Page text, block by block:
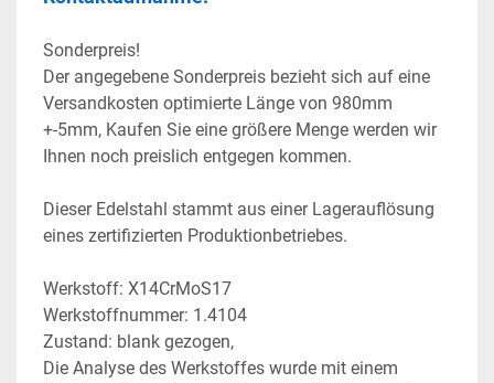
Sonderpreis!
Der angegebene Sonderpreis bezieht sich auf eine
Versandkosten optimierte Länge von 980mm
+-5mm, Kaufen Sie eine größere Menge werden wir
Ihnen noch preislich entgegen kommen.
Dieser Edelstahl stammt aus einer Lagerauflösung
eines zertifizierten Produktionbetriebes.
Werkstoff: X14CrMoS17
Werkstoffnummer: 1.4104
Zustand: blank gezogen,
Die Analyse des Werkstoffes wurde mit einem